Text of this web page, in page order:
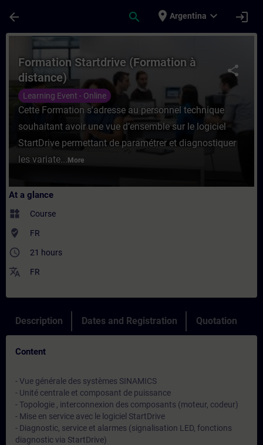
arrow_back search place Argentina expand_more login
Course - Formation Startdrive
share
Formation Startdrive (Formation à
distance)
Learning Event - Online
Cette Formation s'adresse au personnel technique
souhaitant avoir une vue d’ensemble sur le logiciel
StartDrive permettant de paramétrer et diagnostiquer
les variate... More
At a glance
widgets Course
where_to_vote FR
access_time 21 hours
translate FR
Description Dates and Registration Quotation
Content
- Vue générale des systèmes SINAMICS
- Unité centrale et composant de puissance
- Topologie , interconnexion des composants (moteur, codeur)
- Mise en service avec le logiciel StartDrive
- Diagnostic, service et alarmes (signalisation LED, fonctions
diagnostic via StartDrive)